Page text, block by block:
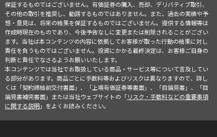
保証するものではございません。有価証券の購入、売却、デリバティブ取引、
その他の取引を推奨し、勧誘するものではありません。また、過去の実績や予
想・意見は、将来の結果を保証するものではございません。提供する情報等は
作成時現在のものであり、今後予告なしに変更または削除されることがござい
ます。当社は本コンテンツの内容に依拠してお客様が取った行動の結果に対し
責任を負うものではございません。投資にかかる最終決定は、お客様ご自身の
判断と責任でなさるようお願いいたします。
本コンテンツでは当社でお取扱している商品・サービス等について言及してい
る部分があります。商品ごとに手数料等およびリスクは異なりますので、詳し
くは「契約締結前交付書面」、「上場有価証券等書面」、「目論見書」、「目
論見書補完書面」または当社ウェブサイトの「リスク・手数料などの重要事項
に関する説明」をよくお読みください。